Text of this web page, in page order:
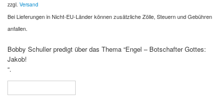
zzgl. Versand
Bei Lieferungen in Nicht-EU-Länder können zusätzliche Zölle, Steuern und Gebühren
anfallen.
Bobby Schuller predigt über das Thema “Engel – Botschafter Gottes:
Jakob!
“.